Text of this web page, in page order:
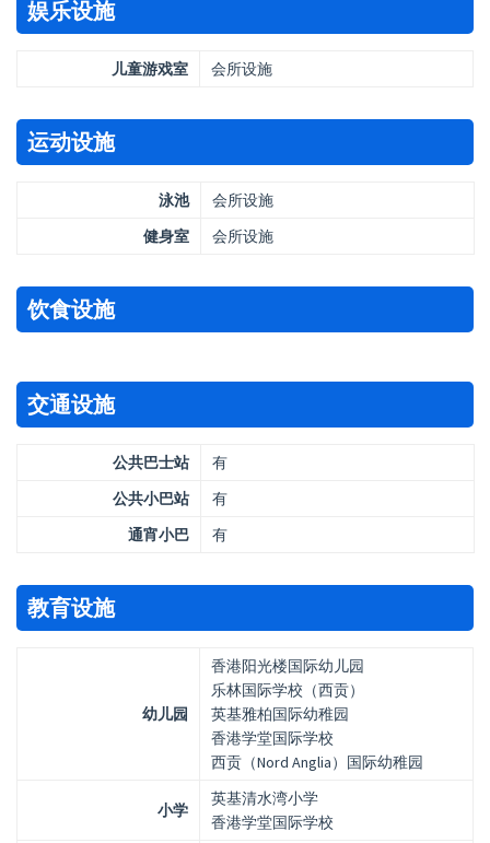
娱乐设施
儿童游戏室 会所设施
运动设施
泳池
会所设施
健身室
会所设施
饮食设施
交通设施
公共巴士站
有
公共小巴站
有
通宵小巴
有
教育设施
幼儿园
香港阳光楼国际幼儿园
乐林国际学校（西贡）
英基雅柏国际幼稚园
香港学堂国际学校
西贡（Nord Anglia）国际幼稚园
小学
英基清水湾小学
香港学堂国际学校